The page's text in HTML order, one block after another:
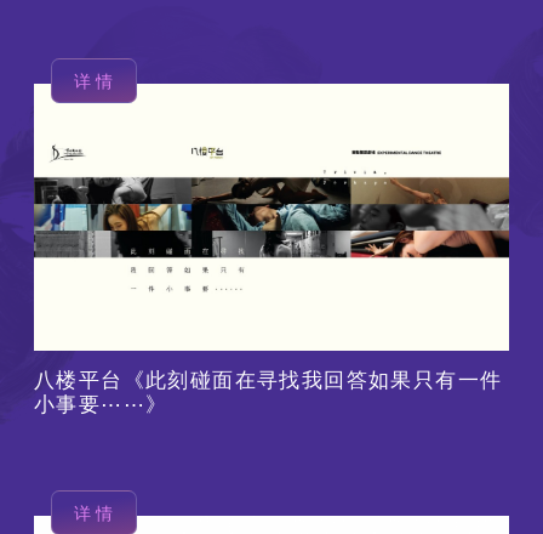
详情
八楼平台《此刻碰面在寻找我回答如果只有一件
小事要⋯⋯》
详情